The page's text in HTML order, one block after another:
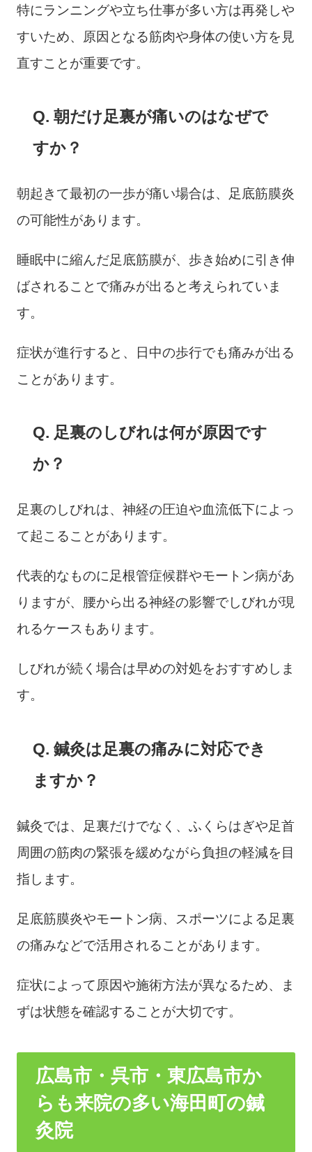
特にランニングや立ち仕事が多い方は再発しや
すいため、原因となる筋肉や身体の使い方を見
直すことが重要です。
Q. 朝だけ足裏が痛いのはなぜで
すか？
朝起きて最初の一歩が痛い場合は、足底筋膜炎
の可能性があります。
睡眠中に縮んだ足底筋膜が、歩き始めに引き伸
ばされることで痛みが出ると考えられていま
す。
症状が進行すると、日中の歩行でも痛みが出る
ことがあります。
Q. 足裏のしびれは何が原因です
か？
足裏のしびれは、神経の圧迫や血流低下によっ
て起こることがあります。
代表的なものに足根管症候群やモートン病があ
りますが、腰から出る神経の影響でしびれが現
れるケースもあります。
しびれが続く場合は早めの対処をおすすめしま
す。
Q. 鍼灸は足裏の痛みに対応でき
ますか？
鍼灸では、足裏だけでなく、ふくらはぎや足首
周囲の筋肉の緊張を緩めながら負担の軽減を目
指します。
足底筋膜炎やモートン病、スポーツによる足裏
の痛みなどで活用されることがあります。
症状によって原因や施術方法が異なるため、ま
ずは状態を確認することが大切です。
広島市・呉市・東広島市か
らも来院の多い海田町の鍼
灸院